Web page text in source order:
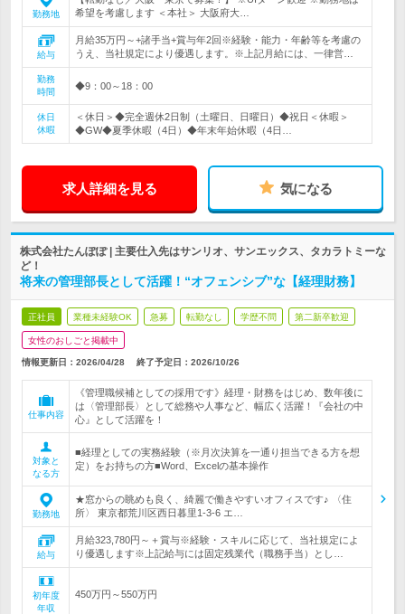
勤務地
希望を考慮します ＜本社＞ 大阪府大…
給与
月給35万円～+諸手当+賞与年2回※経験・能力・年齢等を考慮の
うえ、当社規定により優遇します。※上記月給には、一律営…
勤務
時間
◆9：00～18：00
休日
休暇
＜休日＞◆完全週休2日制（土曜日、日曜日）◆祝日＜休暇＞
◆GW◆夏季休暇（4日）◆年末年始休暇（4日…
求人詳細を見る 気になる
株式会社たんぽぽ | 主要仕入先はサンリオ、サンエックス、タカラトミーな
ど！
将来の管理部長として活躍！“オフェンシブ”な【経理財務】
正社員 業種未経験OK 急募 転勤なし 学歴不問 第二新卒歓迎
女性のおしごと掲載中
情報更新日：2026/04/28 終了予定日： 2026/10/26
仕事内容
《管理職候補としての採用です》経理・財務をはじめ、数年後に
は〈管理部長〉として総務や人事など、幅広く活躍！『会社の中
心』として活躍を！
対象と
なる方
■経理としての実務経験（※月次決算を一通り担当できる方を想
定）をお持ちの方■Word、Excelの基本操作
勤務地
★窓からの眺めも良く、綺麗で働きやすいオフィスです♪ 〈住
所〉 東京都荒川区西日暮里1-3-6 エ…
給与
月給323,780円～＋賞与※経験・スキルに応じて、当社規定によ
り優遇します※上記給与には固定残業代（職務手当）とし…
初年度
年収
450万円～550万円